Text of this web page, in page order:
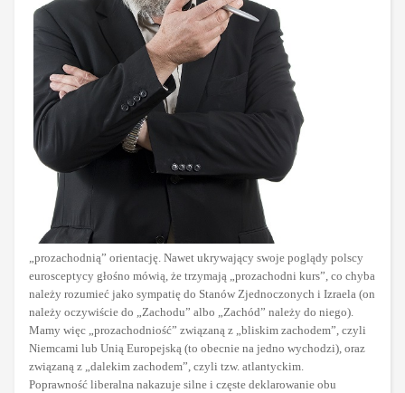
„prozachodnią” orientację. Nawet ukrywający swoje poglądy polscy
eurosceptycy głośno mówią, że trzymają „prozachodni kurs”, co chyba
należy rozumieć jako sympatię do Stanów Zjednoczonych i Izraela (on
należy oczywiście do „Zachodu” albo „Zachód” należy do niego).
Mamy więc „prozachodniość” związaną z „bliskim zachodem”, czyli
Niemcami lub Unią Europejską (to obecnie na jedno wychodzi), oraz
związaną z „dalekim zachodem”, czyli tzw. atlantyckim.
Poprawność liberalna nakazuje silne i częste deklarowanie obu